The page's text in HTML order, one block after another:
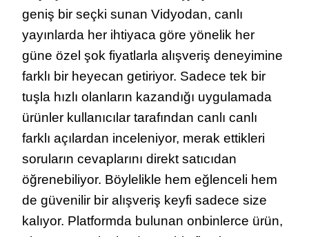
geniş bir seçki sunan Vidyodan, canlı
yayınlarda her ihtiyaca göre yönelik her
güne özel şok fiyatlarla alışveriş deneyimine
farklı bir heyecan getiriyor. Sadece tek bir
tuşla hızlı olanların kazandığı uygulamada
ürünler kullanıcılar tarafından canlı canlı
farklı açılardan inceleniyor, merak ettikleri
soruların cevaplarını direkt satıcıdan
öğrenebiliyor. Böylelikle hem eğlenceli hem
de güvenilir bir alışveriş keyfi sadece size
kalıyor. Platformda bulunan onbinlerce ürün,